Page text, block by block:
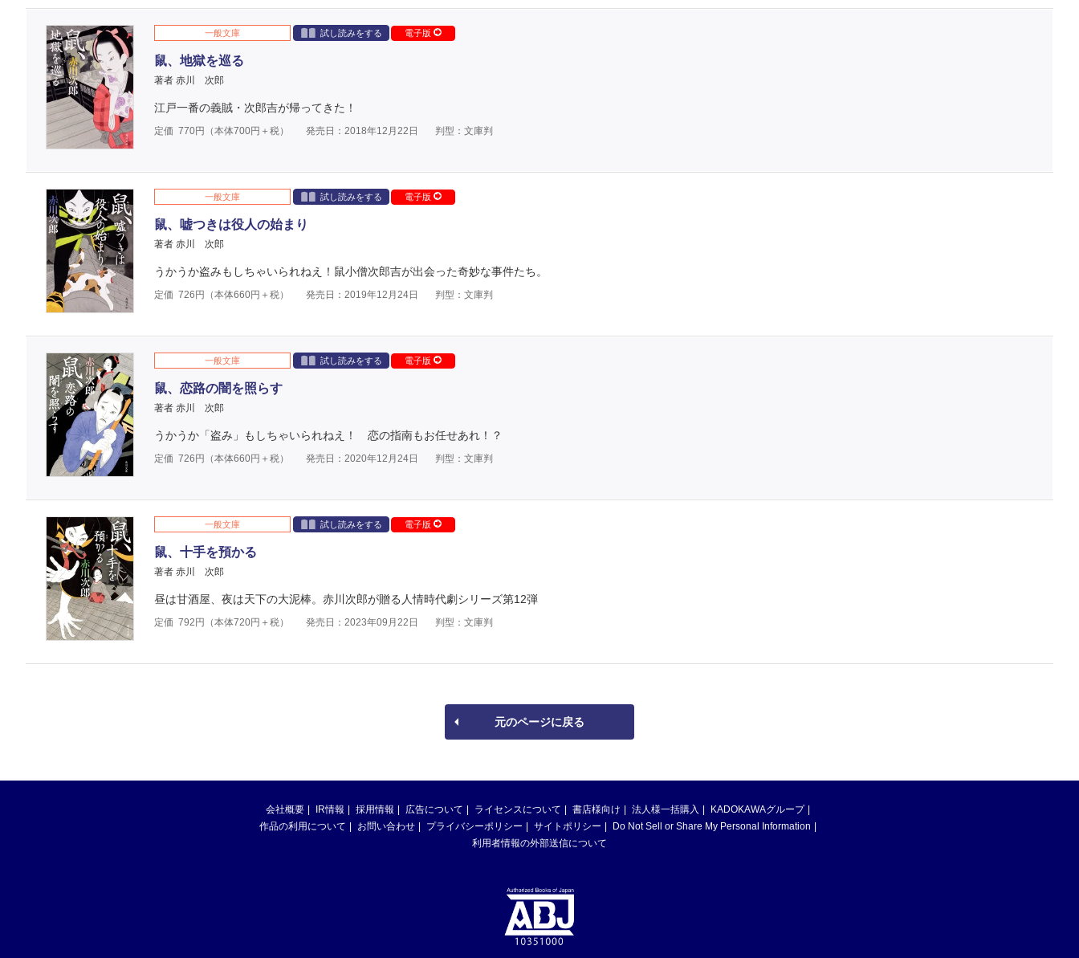
一般文庫 試し読みをする 電子版
鼠、地獄を巡る
著者 赤川 次郎
江戸一番の義賊・次郎吉が帰ってきた！
定価 770円（本体700円＋税） 発売日：2018年12月22日 判型：文庫判
一般文庫 試し読みをする 電子版
鼠、嘘つきは役人の始まり
著者 赤川 次郎
うかうか盗みもしちゃいられねえ！鼠小僧次郎吉が出会った奇妙な事件たち。
定価 726 円（本体660円＋税） 発売日：2019年12月24日 判型：文庫判
一般文庫 試し読みをする 電子版
鼠、恋路の闇を照らす
著者 赤川 次郎
うかうか「盗み」もしちゃいられねえ！ 恋の指南もお任せあれ！？
定価 726 円（本体660円＋税） 発売日：2020年12月24日 判型：文庫判
一般文庫 試し読みをする 電子版
鼠、十手を預かる
著者 赤川 次郎
昼は甘酒屋、夜は天下の大泥棒。赤川次郎が贈る人情時代劇シリーズ第12弾
定価 792 円（本体720円＋税） 発売日：2023年09月22日 判型：文庫判
元のページに戻る
会社概要 IR情報 採用情報 広告について ライセンスについて 書店様向け 法人様一括購入
KADOKAWAグループ
作品の利用について
お問い合わせ プライバシーポリシー サイトポリシー
Do Not Sell or Share My Personal Information
利用者情報の外部送信について